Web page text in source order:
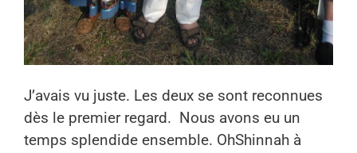
J’avais vu juste. Les deux se sont reconnues
dès le premier regard. Nous avons eu un
temps splendide ensemble. OhShinnah à